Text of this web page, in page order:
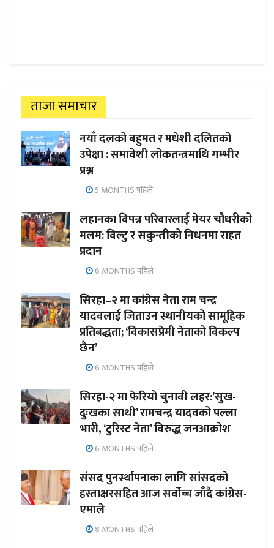
ताजा समाचार
नयाँ दलको बहुमत र मधेशी दलितको
उपेक्षा : समावेशी लोकतन्त्रमाथि गम्भीर
प्रश्न
5 MONTHS पहिले
लहानका विपन्न परिवारलाई मेयर चौधरीको
मलम: विल्टु र सकुन्तीको निधनमा राहत
प्रदान
6 MONTHS पहिले
सिरहा–२ मा कांग्रेस नेता राम चन्द्र
यादवलाई जिताउन स्थानीयको सामूहिक
प्रतिबद्धता; ‘विकासप्रेमी नेताको विकल्प
छैन’
6 MONTHS पहिले
सिरहा-२ मा फेरियो चुनावी लहर:’सुख-
दुःखका साथी’ रामचन्द्र यादवको पल्ला
भारी, ‘टुरिस्ट नेता’ विरुद्ध जनआक्रोश
6 MONTHS पहिले
संसद पुनर्स्थापनाका लागि सांसदको
हस्ताक्षरसहित आज सर्वोच्च जाँदै कांग्रेस-
एमाले
8 MONTHS पहिले